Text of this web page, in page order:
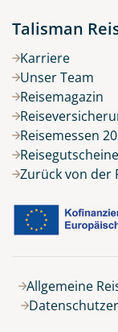
Talisman
Karriere
Unser Team
Reisemagazin
Reisemessen
Reisegutscheine
Zurück von der
Allgemeine